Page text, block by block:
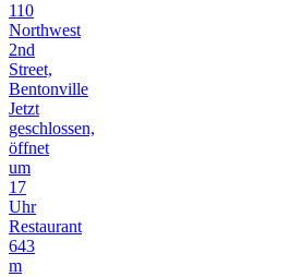
110
Northwest
2nd
Street,
Bentonville
Jetzt
geschlossen,
öffnet
um
17
Uhr
Restaurant
643
m